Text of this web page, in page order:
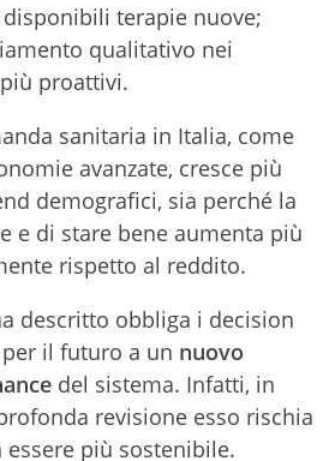
terapie nuove;
qualitativo nei
proattivi.
sanitaria in Italia, come
avanzate, cresce più
demografici, sia perché la
e di stare bene aumenta più
rispetto al reddito.
descritto obbliga i decision
il futuro a un nuovo
del sistema. Infatti, in
revisione esso rischia
più sostenibile.